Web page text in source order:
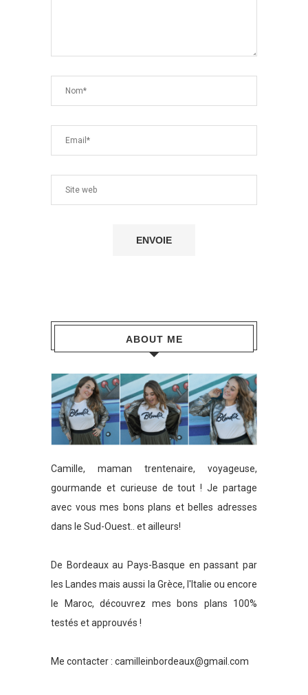
ABOUT ME
Camille, maman trentenaire, voyageuse,
gourmande et curieuse de tout ! Je partage
avec vous mes bons plans et belles adresses
dans le Sud-Ouest.. et ailleurs!
De Bordeaux au Pays-Basque en passant par
les Landes mais aussi la Grèce, l'Italie ou encore
le Maroc, découvrez mes bons plans 100%
testés et approuvés !
Me contacter : camilleinbordeaux@gmail.com